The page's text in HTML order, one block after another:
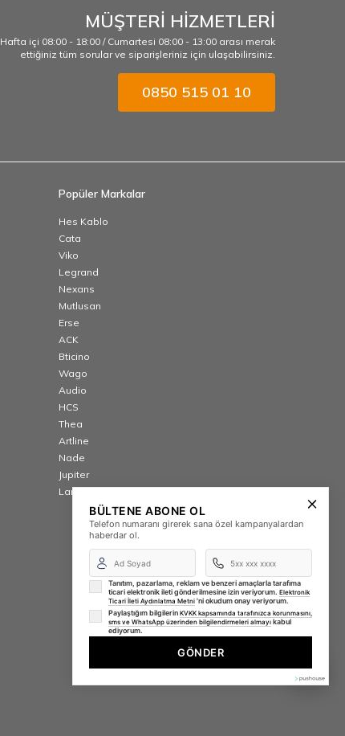
MÜŞTERİ HİZMETLERİ
Hafta içi 08:00 - 18:00 / Cumartesi 08:00 - 13:00 arası merak
ettiğiniz tüm sorular ve siparişleriniz için ulaşabilirsiniz.
0850 515 01 10
Popüler Markalar
Hes Kablo
Cata
Viko
Legrand
Nexans
Mutlusan
Erse
ACK
Bticino
Wago
Audio
HCS
Thea
Artline
Nade
Jupiter
Lamptime
⚡
BÜLTENE ABONE OL
Telefon numaranı girerek sana özel kampanyalardan
haberdar ol.
Tanıtım, pazarlama, reklam ve benzeri amaçlarla tarafıma
ticari elektronik ileti gönderilmesine izin veriyorum. Elektronik
Ticari İleti Aydınlatma Metni 'ni okudum onay veriyorum.
Paylaştığım bilgilerin KVKK kapsamında tarafınızca korunmasını,
sms ve WhatsApp üzerinden bilgilendirmeleri almayı kabul
ediyorum.
GÖNDER